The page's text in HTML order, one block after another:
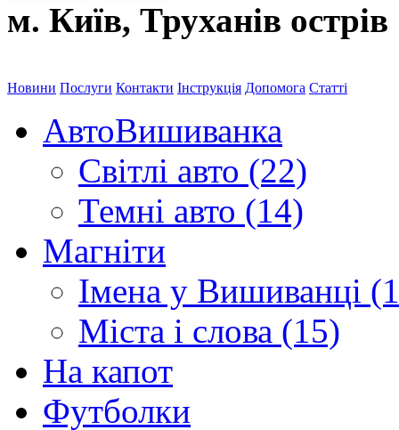
м. Київ, Труханів острів
Новини Послуги Контакти Інструкція Допомога Статті
АвтоВишиванка
Світлі авто (22)
Темні авто (14)
Магніти
Імена у Вишиванці
Міста і слова (15)
На капот
Футболки